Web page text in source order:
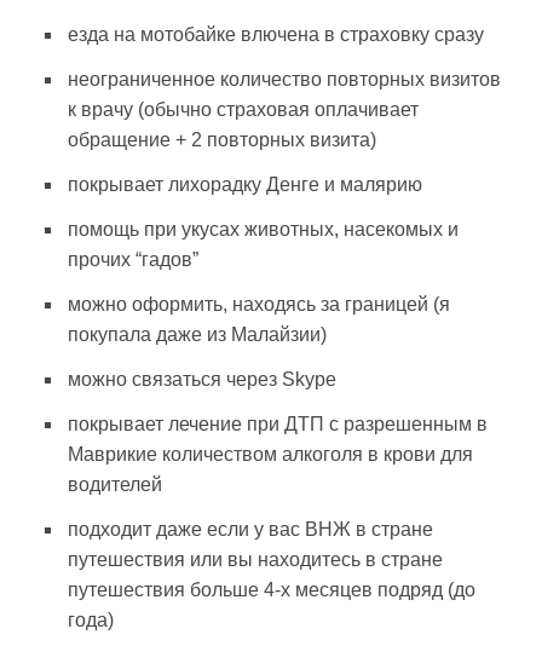
езда на мотобайке влючена в страховку сразу
неограниченное количество повторных визитов
к врачу (обычно страховая оплачивает
обращение + 2 повторных визита)
покрывает лихорадку Денге и малярию
помощь при укусах животных, насекомых и
прочих “гадов”
можно оформить, находясь за границей (я
покупала даже из Малайзии)
можно связаться через Skype
покрывает лечение при ДТП с разрешенным в
Маврикие количеством алкоголя в крови для
водителей
подходит даже если у вас ВНЖ в стране
путешествия или вы находитесь в стране
путешествия больше 4-х месяцев подряд (до
года)